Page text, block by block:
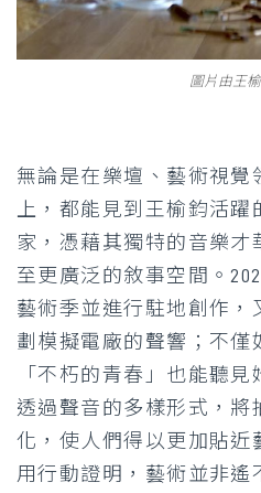
圖片由王
無論是在樂壇、藝術視覺
上，都能見到王榆鈞活
家，憑藉其獨特的音樂才
至更廣泛的敘事空間。
藝術季並進行駐地創作，
劃模擬電廠的聲響；不僅
「不朽的青春」也能聽
透過聲音的多樣形式，將
化，使人們得以更加貼近
用行動證明，藝術並非遙